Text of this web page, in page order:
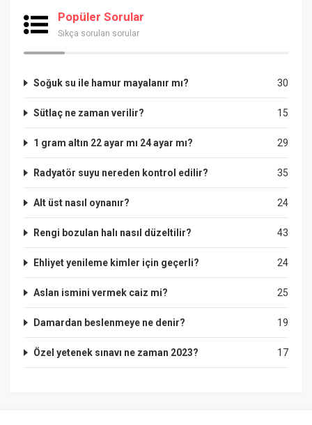
Popüler Sorular
Sıkça sorulan sorular
30
Soğuk su ile hamur mayalanır mı?
15
Sütlaç ne zaman verilir?
29
1 gram altın 22 ayar mı 24 ayar mı?
35
Radyatör suyu nereden kontrol edilir?
24
Alt üst nasıl oynanır?
43
Rengi bozulan halı nasıl düzeltilir?
24
Ehliyet yenileme kimler için geçerli?
25
Aslan ismini vermek caiz mi?
19
Damardan beslenmeye ne denir?
17
Özel yetenek sınavı ne zaman 2023?